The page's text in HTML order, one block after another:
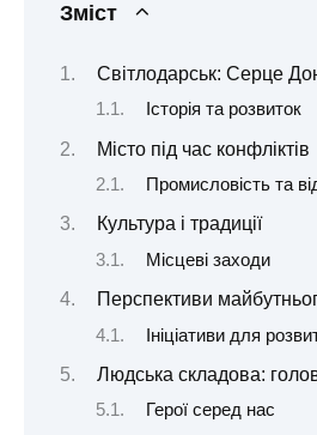
Зміст
Світлодарськ: Серце
Історія та розвиток
Місто під час конфліктів
Промисловість та
Культура і традиції
Місцеві заходи
Перспективи
Ініціативи для
Людська складова:
Герої серед нас